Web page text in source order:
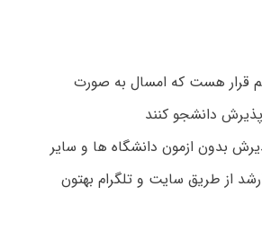
قرار هست که امسال به صورت
دانشجو کنند
بدون ازمون دانشگاه ها و سایر
از طریق سایت و تلگرام بهتون